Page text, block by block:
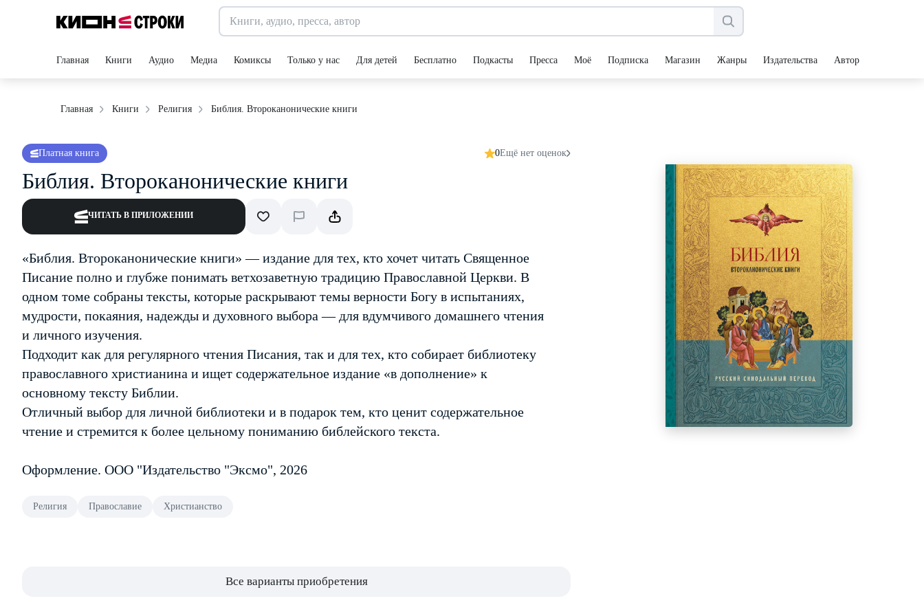
Главная Книги Аудио Медиа Комиксы Только у нас Для детей Бесплатно Подкасты Пресса Моё Подписка Магазин Жанры Издательства Авторы
Главная Книги Религия Библия. Второканонические книги
Платная книга 0Ещё нет оценок
Библия. Второканонические книги
ЧИТАТЬ В ПРИЛОЖЕНИИ
«Библия. Второканонические книги» — издание для тех, кто хочет читать Священное
Писание полно и глубже понимать ветхозаветную традицию Православной Церкви. В
одном томе собраны тексты, которые раскрывают темы верности Богу в испытаниях,
мудрости, покаяния, надежды и духовного выбора — для вдумчивого домашнего чтения
и личного изучения.
Подходит как для регулярного чтения Писания, так и для тех, кто собирает библиотеку
православного христианина и ищет содержательное издание «в дополнение» к
основному тексту Библии.
Отличный выбор для личной библиотеки и в подарок тем, кто ценит содержательное
чтение и стремится к более цельному пониманию библейского текста.
Оформление. ООО "Издательство "Эксмо", 2026
Религия Православие Христианство
Все варианты приобретения